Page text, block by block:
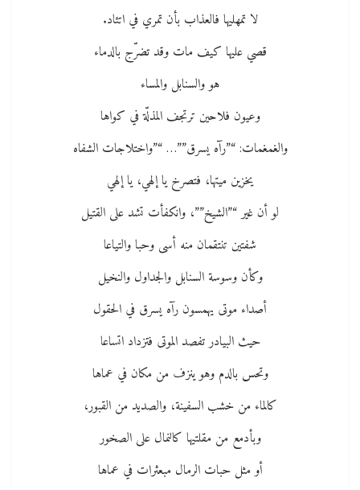
لا تمهليها فالعذاب بأن تمري في اتئاد.
قصي عليها كيف مات وقد تضرّج بالدماء
هو والسنابل والمساء
وعيون فلاحين ترتجف المذلّة في كواها
والغمغمات: “”رآه يسرق””… “”واختلاجات الشفاه
يخزين ميتها، فتصرخ يا إلهي، يا إلهي
لو أن غير “”الشيخ””، وانكفأت تشد على القتيل
شفتين تنتقمان منه أسى وحبا والتياعا
وكأن وسوسة السنابل والجداول والنخيل
أصداء موتى يهمسون رآه يسرق في الحقول
حيث البيادر تفصد الموتى فتزداد اتساعا
وتحس بالدم وهو ينزف من مكان في عماها
كالماء من خشب السفينة، والصديد من القبور،
وبأدمع من مقلتيها كالنمال على الصخور
أو مثل حبات الرمال مبعثرات في عماها